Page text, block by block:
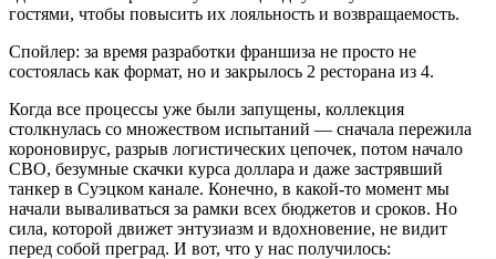
гостями, чтобы повысить их лояльность и возвращаемость.
Спойлер: за время разработки франшиза не просто не
состоялась как формат, но и закрылось 2 ресторана из 4.
Когда все процессы уже были запущены, коллекция
столкнулась со множеством испытаний — сначала пережила
короновирус, разрыв логистических цепочек, потом начало
СВО, безумные скачки курса доллара и даже застрявший
танкер в Суэцком канале. Конечно, в какой-то момент мы
начали вываливаться за рамки всех бюджетов и сроков. Но
сила, которой движет энтузиазм и вдохновение, не видит
перед собой преград. И вот, что у нас получилось: